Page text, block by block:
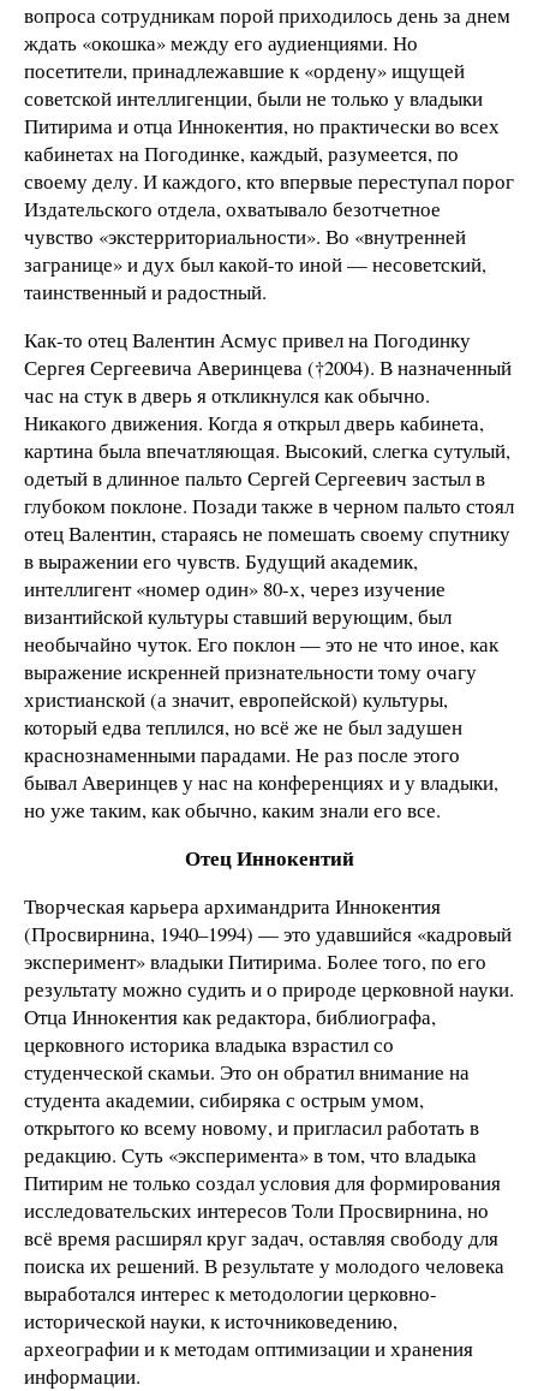
вопроса сотрудникам порой приходилось день за днем
ждать «окошка» между его аудиенциями. Но
посетители, принадлежавшие к «ордену» ищущей
советской интеллигенции, были не только у владыки
Питирима и отца Иннокентия, но практически во всех
кабинетах на Погодинке, каждый, разумеется, по
своему делу. И каждого, кто впервые переступал порог
Издательского отдела, охватывало безотчетное
чувство «экстерриториальности». Во «внутренней
загранице» и дух был какой-то иной — несоветский,
таинственный и радостный.
Как-то отец Валентин Асмус привел на Погодинку
Сергея Сергеевича Аверинцева (†2004). В назначенный
час на стук в дверь я откликнулся как обычно.
Никакого движения. Когда я открыл дверь кабинета,
картина была впечатляющая. Высокий, слегка сутулый,
одетый в длинное пальто Сергей Сергеевич застыл в
глубоком поклоне. Позади также в черном пальто стоял
отец Валентин, стараясь не помешать своему спутнику
в выражении его чувств. Будущий академик,
интеллигент «номер один» 80-х, через изучение
византийской культуры ставший верующим, был
необычайно чуток. Его поклон — это не что иное, как
выражение искренней признательности тому очагу
христианской (а значит, европейской) культуры,
который едва теплился, но всё же не был задушен
краснознаменными парадами. Не раз после этого
бывал Аверинцев у нас на конференциях и у владыки,
но уже таким, как обычно, каким знали его все.
Отец Иннокентий
Творческая карьера архимандрита Иннокентия
(Просвирнина, 1940–1994) — это удавшийся «кадровый
эксперимент» владыки Питирима. Более того, по его
результату можно судить и о природе церковной науки.
Отца Иннокентия как редактора, библиографа,
церковного историка владыка взрастил со
студенческой скамьи. Это он обратил внимание на
студента академии, сибиряка с острым умом,
открытого ко всему новому, и пригласил работать в
редакцию. Суть «эксперимента» в том, что владыка
Питирим не только создал условия для формирования
исследовательских интересов Толи Просвирнина, но
всё время расширял круг задач, оставляя свободу для
поиска их решений. В результате у молодого человека
выработался интерес к методологии церковно-
исторической науки, к источниковедению,
археографии и к методам оптимизации и хранения
информации.